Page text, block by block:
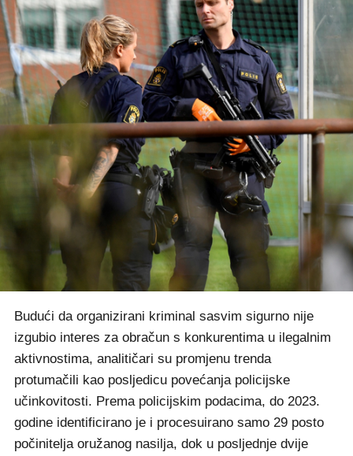
Budući da organizirani kriminal sasvim sigurno nije
izgubio interes za obračun s konkurentima u ilegalnim
aktivnostima, analitičari su promjenu trenda
protumačili kao posljedicu povećanja policijske
učinkovitosti. Prema policijskim podacima, do 2023.
godine identificirano je i procesuirano samo 29 posto
počinitelja oružanog nasilja, dok u posljednje dvije